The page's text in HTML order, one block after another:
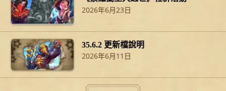
2026年6月23日
35.6.2 更新檔說明
2026年6月11日